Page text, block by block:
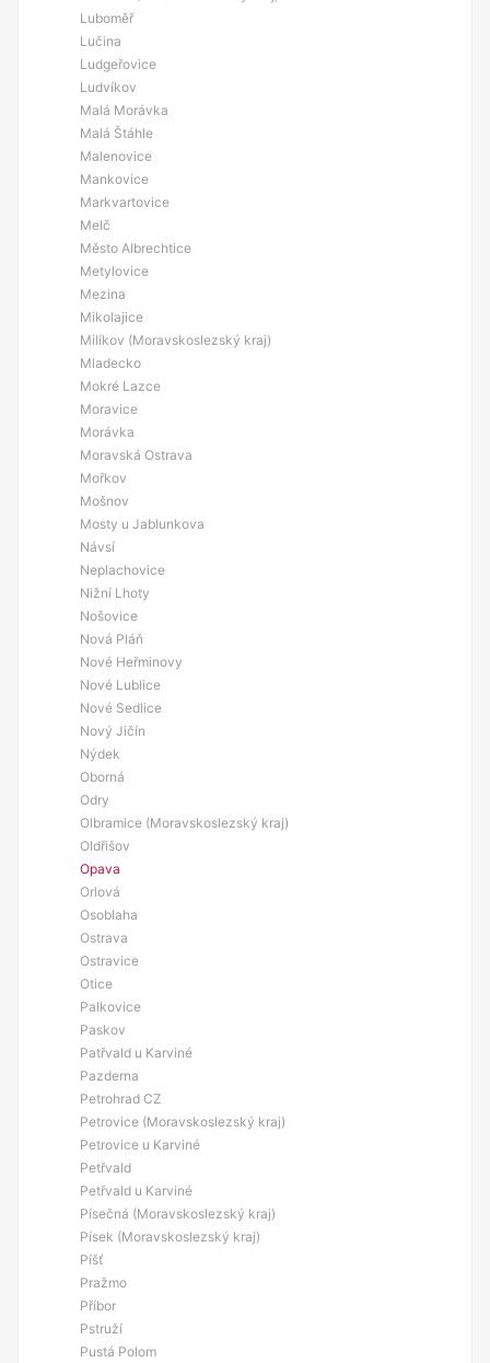
Luboměř
Lučina
Ludgeřovice
Ludvíkov
Malá Morávka
Malá Štáhle
Malenovice
Mankovice
Markvartovice
Melč
Město Albrechtice
Metylovice
Mezina
Mikolajice
Milíkov (Moravskoslezský kraj)
Mladecko
Mokré Lazce
Moravice
Morávka
Moravská Ostrava
Mořkov
Mošnov
Mosty u Jablunkova
Návsí
Neplachovice
Nižní Lhoty
Nošovice
Nová Pláň
Nové Heřminovy
Nové Lublice
Nové Sedlice
Nový Jičín
Nýdek
Oborná
Odry
Olbramice (Moravskoslezský kraj)
Oldřišov
Opava
Orlová
Osoblaha
Ostrava
Ostravice
Otice
Palkovice
Paskov
Patřvald u Karviné
Pazderna
Petrohrad CZ
Petrovice (Moravskoslezský kraj)
Petrovice u Karviné
Petřvald
Petřvald u Karviné
Písečná (Moravskoslezský kraj)
Písek (Moravskoslezský kraj)
Píšť
Pražmo
Příbor
Pstruží
Pustá Polom